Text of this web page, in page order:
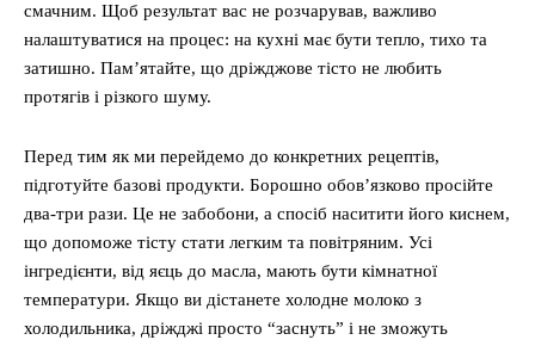
смачним. Щоб результат вас не розчарував, важливо
налаштуватися на процес: на кухні має бути тепло, тихо та
затишно. Пам’ятайте, що дріжджове тісто не любить
протягів і різкого шуму.
Перед тим як ми перейдемо до конкретних рецептів,
підготуйте базові продукти. Борошно обов’язково просійте
два-три рази. Це не забобони, а спосіб наситити його киснем,
що допоможе тісту стати легким та повітряним. Усі
інгредієнти, від яєць до масла, мають бути кімнатної
температури. Якщо ви дістанете холодне молоко з
холодильника, дріжджі просто “заснуть” і не зможуть